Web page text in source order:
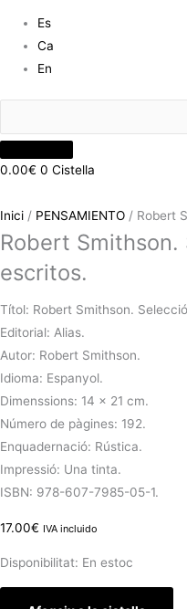
Es
Ca
En
0.00€ 0 Cistella
Inici / PENSAMIENTO / Robert
Robert Smithson.
escritos.
Títol: Robert Smithson.
Editorial: Alias.
Autor: Robert Smithson.
Idioma: Espanyol.
Dimenssions: 14 x 21 cm.
Número de pàgines: 192.
Enquadernació: Rústica.
Impressió: Una tinta.
ISBN: 978-607-7985-05-1.
17.00€ IVA incluido
Disponibilitat: En estoc